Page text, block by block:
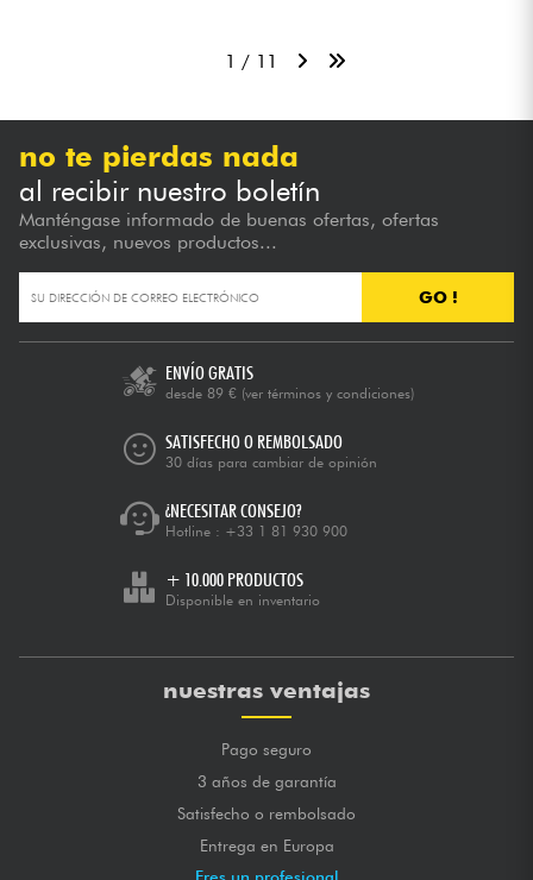
1 / 11
no te pierdas nada
al recibir nuestro boletín
Manténgase informado de buenas ofertas, ofertas
exclusivas, nuevos productos...
GO !
ENVÍO GRATIS
desde 89 € (ver términos y condiciones)
SATISFECHO O REMBOLSADO
30 días para cambiar de opinión
¿NECESITAR CONSEJO?
Hotline : +33 1 81 930 900
+ 10.000 PRODUCTOS
Disponible en inventario
nuestras ventajas
Pago seguro
3 años de garantía
Satisfecho o rembolsado
Entrega en Europa